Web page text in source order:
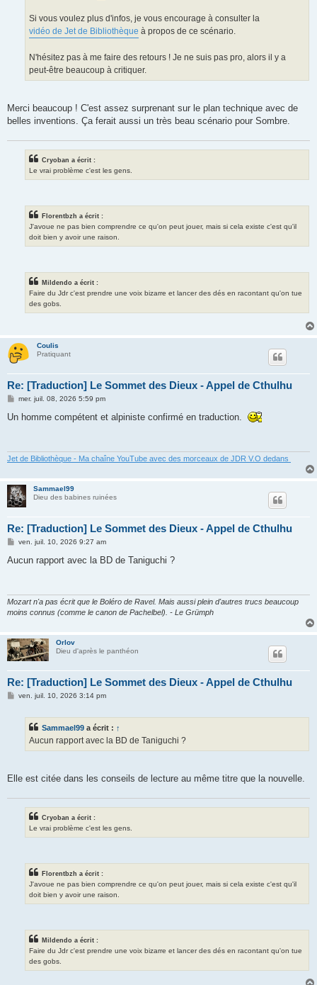
Si vous voulez plus d'infos, je vous encourage à consulter la
vidéo de Jet de Bibliothèque à propos de ce scénario.
N'hésitez pas à me faire des retours ! Je ne suis pas pro, alors il y a
peut-être beaucoup à critiquer.
Merci beaucoup ! C'est assez surprenant sur le plan technique avec de
belles inventions. Ça ferait aussi un très beau scénario pour Sombre.
Cryoban a écrit :
Le vrai problème c'est les gens.
Florentbzh a écrit :
J'avoue ne pas bien comprendre ce qu'on peut jouer, mais si cela existe c'est qu'il
doit bien y avoir une raison.
Mildendo a écrit :
Faire du Jdr c'est prendre une voix bizarre et lancer des dés en racontant qu'on tue
des gobs.
Coulis
Pratiquant
Re: [Traduction] Le Sommet des Dieux - Appel de Cthulhu
M
s
mer. juil. 08, 2026 5:59 pm
Un homme compétent et alpiniste confirmé en traduction.
Jet de Bibliothèque - Ma chaîne YouTube avec des morceaux de JDR V.O dedans
Sammael99
Dieu des babines ruinées
Re: [Traduction] Le Sommet des Dieux - Appel de Cthulhu
M
s
ven. juil. 10, 2026 9:27 am
Aucun rapport avec la BD de Taniguchi ?
Mozart n'a pas écrit que le Boléro de Ravel. Mais aussi plein d'autres trucs beaucoup
moins connus (comme le canon de Pachelbel). - Le Grümph
Orlov
Dieu d'après le panthéon
Re: [Traduction] Le Sommet des Dieux - Appel de Cthulhu
Mven. juil. 10, 2026 3:14 pm
Sammael99 a écrit : ↑
Aucun rapport avec la BD de Taniguchi ?
Elle est citée dans les conseils de lecture au même titre que la nouvelle.
Cryoban a écrit :
Le vrai problème c'est les gens.
Florentbzh a écrit :
J'avoue ne pas bien comprendre ce qu'on peut jouer, mais si cela existe c'est qu'il
doit bien y avoir une raison.
Mildendo a écrit :
Faire du Jdr c'est prendre une voix bizarre et lancer des dés en racontant qu'on tue
des gobs.